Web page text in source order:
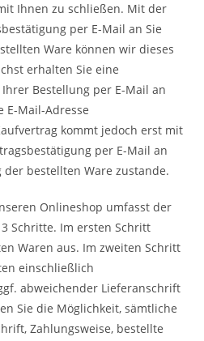
Ihnen zu schließen. Mit der
per E-Mail an Sie
Ware können wir dieses
erhalten Sie eine
Bestellung per E-Mail an
E-Mail-Adresse
kommt jedoch erst mit
per E-Mail an
bestellten Ware zustande.
Onlineshop umfasst der
Schritte. Im ersten Schritt
Waren aus. Im zweiten Schritt
einschließlich
abweichender Lieferanschrift
Sie die Möglichkeit, sämtliche
Zahlungsweise, bestellte